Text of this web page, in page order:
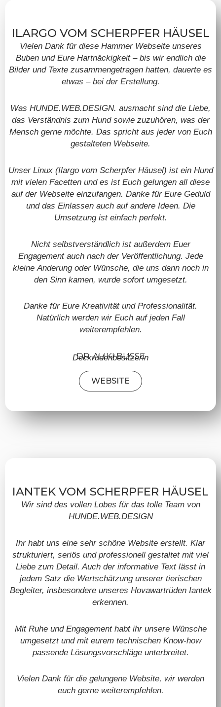
ILARGO VOM SCHERPFER HÄUSEL
Vielen Dank für diese Hammer Webseite unseres
Buben und Eure Hartnäckigkeit – bis wir endlich die
Bilder und Texte zusammengetragen hatten, dauerte es
etwas – bei der Erstellung.
Was HUNDE.WEB.DESIGN. ausmacht sind die Liebe,
das Verständnis zum Hund sowie zuzuhören, was der
Mensch gerne möchte. Das spricht aus jeder von Euch
gestalteten Webseite.
Unser Linux (Ilargo vom Scherpfer Häusel) ist ein Hund
mit vielen Facetten und es ist Euch gelungen all diese
auf der Webseite einzufangen. Danke für Eure Geduld
und das Einlassen auch auf andere Ideen. Die
Umsetzung ist einfach perfekt.
Nicht selbstverständlich ist außerdem Euer
Engagement auch nach der Veröffentlichung. Jede
kleine Änderung oder Wünsche, die uns dann noch in
den Sinn kamen, wurde sofort umgesetzt.
Danke für Eure Kreativität und Professionalität.
Natürlich werden wir Euch auf jeden Fall
weiterempfehlen.
DR. ALIKI BUSSE
Deckrüdenbesitzerin
WEBSITE
IANTEK VOM SCHERPFER HÄUSEL
Wir sind des vollen Lobes für das tolle Team von
HUNDE.WEB.DESIGN
Ihr habt uns eine sehr schöne Website erstellt. Klar
strukturiert, seriös und professionell gestaltet mit viel
Liebe zum Detail. Auch der informative Text lässt in
jedem Satz die Wertschätzung unserer tierischen
Begleiter, insbesondere unseres Hovawartrüden Iantek
erkennen.
Mit Ruhe und Engagement habt ihr unsere Wünsche
umgesetzt und mit eurem technischen Know-how
passende Lösungsvorschläge unterbreitet.
Vielen Dank für die gelungene Website, wir werden
euch gerne weiterempfehlen.